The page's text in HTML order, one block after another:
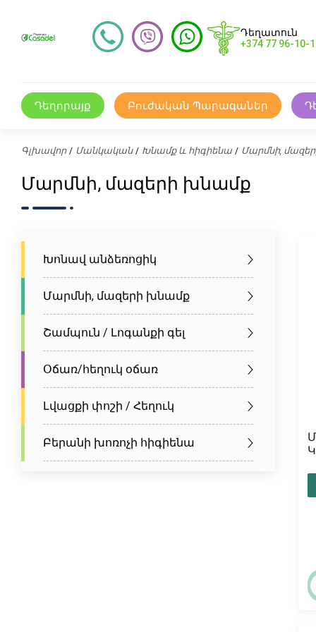
Դեղատուն
+374 77 96-10-
Դեղորայք Բուժական Պարագաներ
Գլխավոր Մանկական Խնամք և հիգիենա Մարմնի,
Մարմնի, մազերի խնամք
Խոնավ անձեռոցիկ
Մարմնի, մազերի խնամք
Շամպուն / Լոգանքի գել
Օճառ/հեղուկ օճառ
Լվացքի փոշի / Հեղուկ
Բերանի խոռոչի հիգիենա